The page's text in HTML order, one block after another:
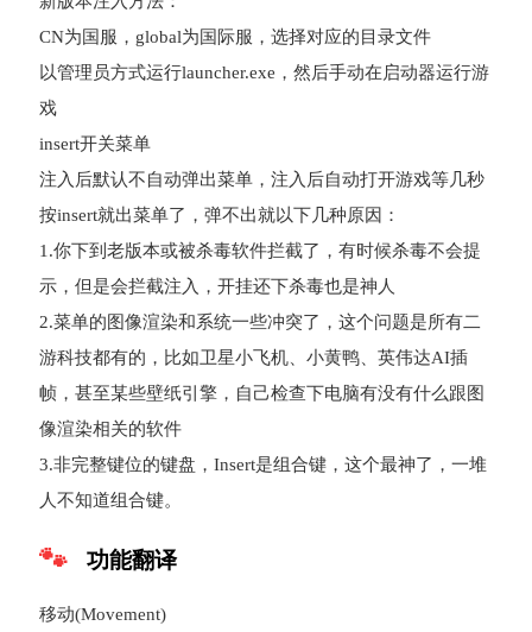
CN为国服，global为国际服，选择对应的目录文件
以管理员方式运行launcher.exe，然后手动在启动器运行游
戏
insert开关菜单
注入后默认不自动弹出菜单，注入后自动打开游戏等几秒
按insert就出菜单了，弹不出就以下几种原因：
1.你下到老版本或被杀毒软件拦截了，有时候杀毒不会提
示，但是会拦截注入，开挂还下杀毒也是神人
2.菜单的图像渲染和系统一些冲突了，这个问题是所有二
游科技都有的，比如卫星小飞机、小黄鸭、英伟达AI插
帧，甚至某些壁纸引擎，自己检查下电脑有没有什么跟图
像渲染相关的软件
3.非完整键位的键盘，Insert是组合键，这个最神了，一堆
人不知道组合键。
功能翻译
移动(Movement)